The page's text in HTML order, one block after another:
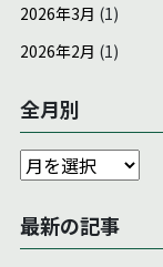
2026年3月 (1)
2026年2月 (1)
全月別
全
月
別
最新の記事